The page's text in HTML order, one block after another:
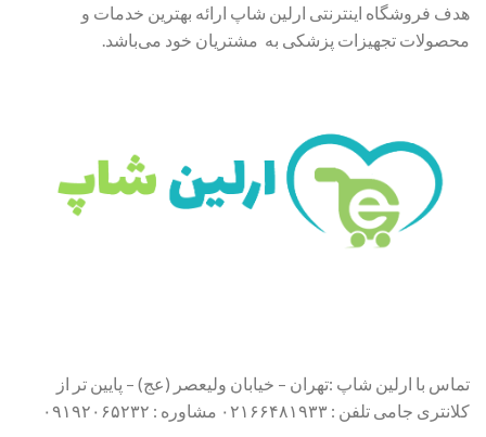
هدف فروشگاه اینترنتی ارلین شاپ ارائه بهترین خدمات و
محصولات تجهیزات پزشکی به مشتریان خود می‌باشد.
تماس با ارلین شاپ :تهران – خیابان ولیعصر (عج) – پایین تر از
کلانتری جامی تلفن : ۰۲۱۶۶۴۸۱۹۳۳ مشاوره : ۰۹۱۹۲۰۶۵۲۳۲